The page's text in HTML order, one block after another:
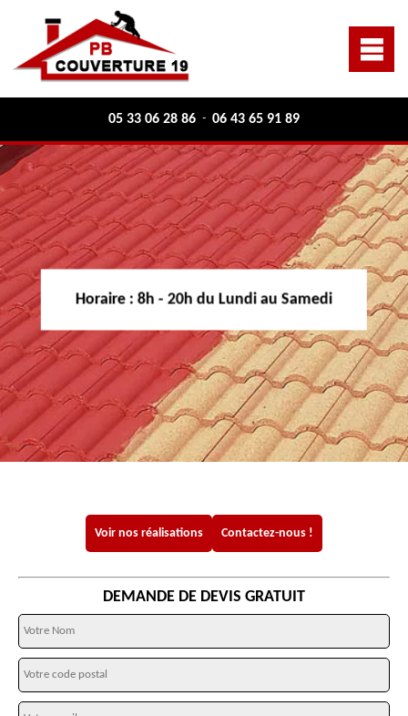
05 33 06 28 86 - 06 43 65 91 89
Horaire : 8h - 20h du Lundi au Samedi
Voir nos réalisations Contactez-nous !
DEMANDE DE DEVIS GRATUIT